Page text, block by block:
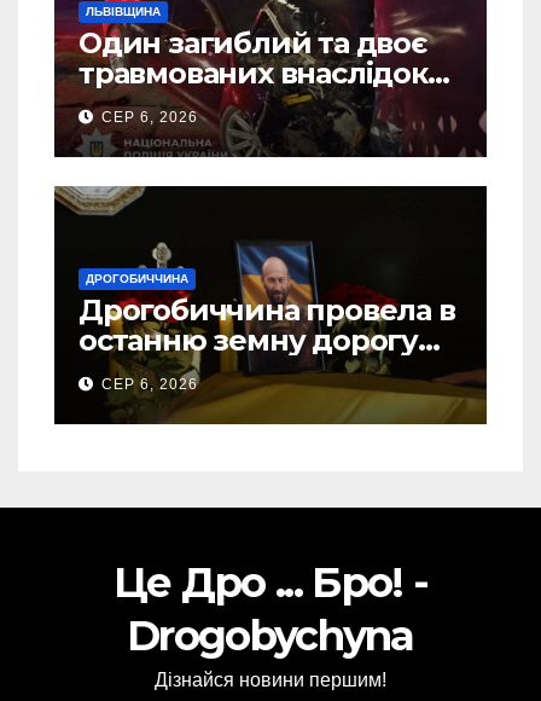
ЛЬВІВЩИНА
Один загиблий та двоє
травмованих внаслідок
ДТП на Самбірщині
СЕР 6, 2026
ДРОГОБИЧЧИНА
Дрогобиччина провела в
останню земну дорогу
свого Захисника – Олега
Торського
СЕР 6, 2026
Це Дро ... Бро! -
Drogobychyna
Дізнайся новини першим!